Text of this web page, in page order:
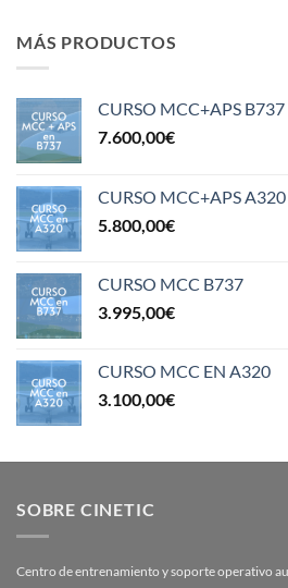
MÁS PRODUCTOS
CURSO MCC+APS B737
7.600,00€
CURSO MCC+APS A320
5.800,00€
CURSO MCC B737
3.995,00€
CURSO MCC EN A320
3.100,00€
SOBRE CINETIC
Centro de entrenamiento y soporte operativo